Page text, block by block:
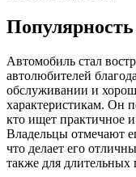
Автомобиль стал
автолюбителей
обслуживании и
характеристикам. Он
кто ищет практичное
Владельцы отмечают
что делает его
также для длительных